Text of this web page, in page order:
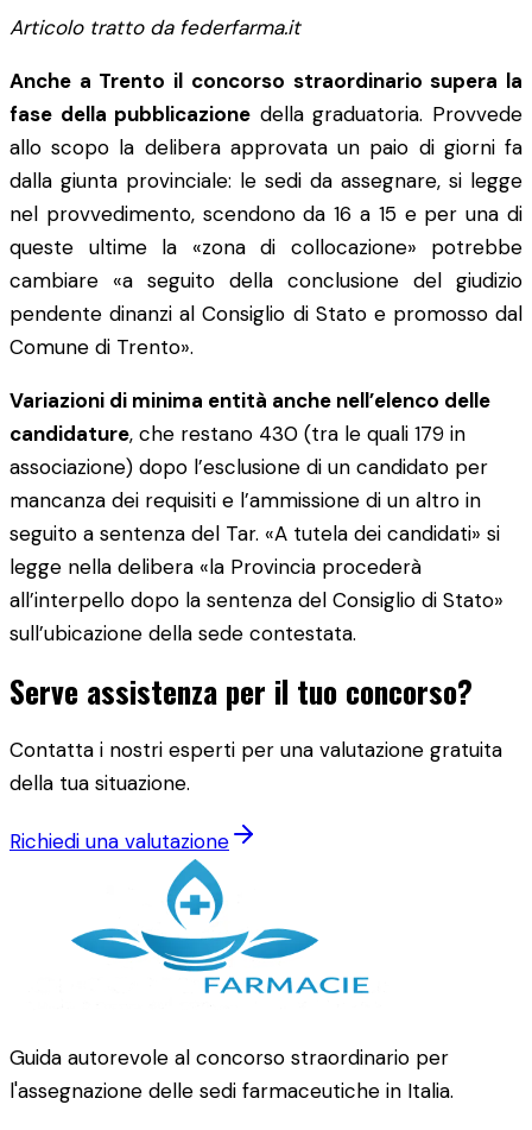
Articolo tratto da federfarma.it
Anche a Trento il concorso straordinario supera la
fase della pubblicazione della graduatoria. Provvede
allo scopo la delibera approvata un paio di giorni fa
dalla giunta provinciale: le sedi da assegnare, si legge
nel provvedimento, scendono da 16 a 15 e per una di
queste ultime la «zona di collocazione» potrebbe
cambiare «a seguito della conclusione del giudizio
pendente dinanzi al Consiglio di Stato e promosso dal
Comune di Trento».
Variazioni di minima entità anche nell’elenco delle
candidature, che restano 430 (tra le quali 179 in
associazione) dopo l’esclusione di un candidato per
mancanza dei requisiti e l’ammissione di un altro in
seguito a sentenza del Tar. «A tutela dei candidati» si
legge nella delibera «la Provincia procederà
all’interpello dopo la sentenza del Consiglio di Stato»
sull’ubicazione della sede contestata.
Serve assistenza per il tuo concorso?
Contatta i nostri esperti per una valutazione gratuita
della tua situazione.
Richiedi una valutazione
Guida autorevole al concorso straordinario per
l'assegnazione delle sedi farmaceutiche in Italia.